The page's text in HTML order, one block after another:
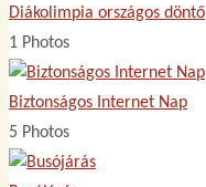
Diákolimpia országos döntő
1 Photos
Biztonságos Internet Nap
5 Photos